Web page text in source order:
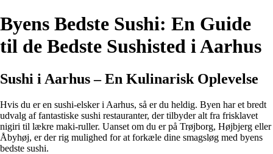
Byens Bedste Sushi: En Guide
til de Bedste Sushisted i Aarhus
Sushi i Aarhus – En Kulinarisk Oplevelse
Hvis du er en sushi-elsker i Aarhus, så er du heldig. Byen har et bredt
udvalg af fantastiske sushi restauranter, der tilbyder alt fra frisklavet
nigiri til lækre maki-ruller. Uanset om du er på Trøjborg, Højbjerg eller
Åbyhøj, er der rig mulighed for at forkæle dine smagsløg med byens
bedste sushi.